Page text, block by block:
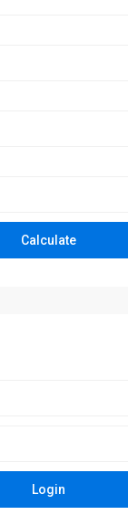
Calculate
Login